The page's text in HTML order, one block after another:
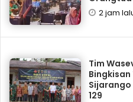
2 jam
Tim
Sijarango
129